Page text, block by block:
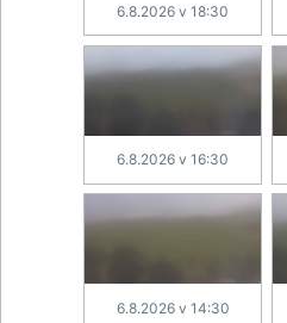
6.8.2026 v 18:30
6.8.2026 v 16:30
6.8.2026 v 14:30